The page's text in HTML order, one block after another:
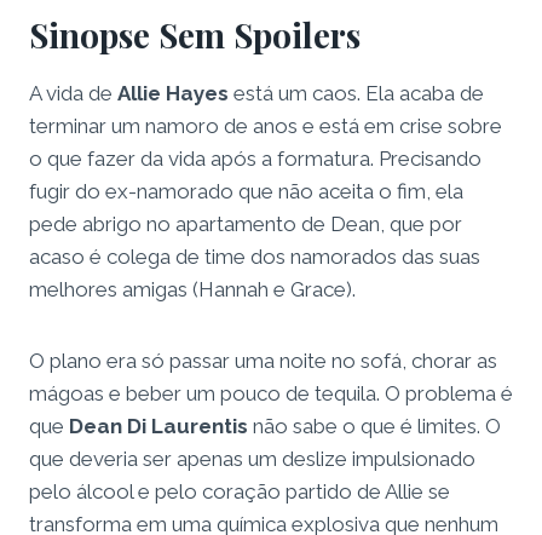
Sinopse Sem Spoilers
A vida de Allie Hayes está um caos. Ela acaba de
terminar um namoro de anos e está em crise sobre
o que fazer da vida após a formatura. Precisando
fugir do ex-namorado que não aceita o fim, ela
pede abrigo no apartamento de Dean, que por
acaso é colega de time dos namorados das suas
melhores amigas (Hannah e Grace).
O plano era só passar uma noite no sofá, chorar as
mágoas e beber um pouco de tequila. O problema é
que Dean Di Laurentis não sabe o que é limites. O
que deveria ser apenas um deslize impulsionado
pelo álcool e pelo coração partido de Allie se
transforma em uma química explosiva que nenhum